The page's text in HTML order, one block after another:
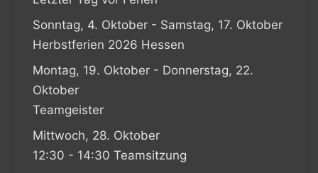
Sonntag, 4. Oktober - Samstag, 17. Oktober
Herbstferien 2026 Hessen
Montag, 19. Oktober - Donnerstag, 22.
Oktober
Teamgeister
Mittwoch, 28. Oktober
12:30 - 14:30 Teamsitzung